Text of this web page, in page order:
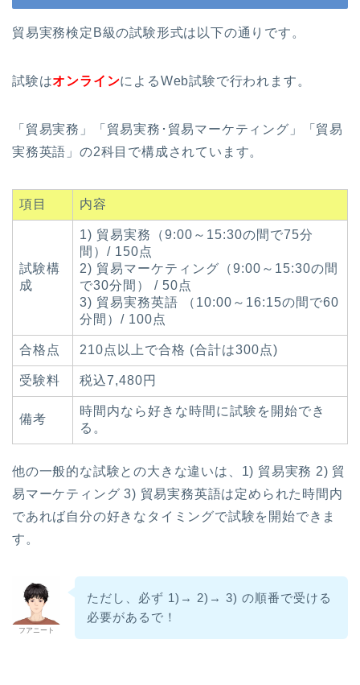
貿易実務検定B級の試験形式は以下の通りです。
試験はオンラインによるWeb試験で行われます。
「貿易実務」「貿易実務･貿易マーケティング」「貿易
実務英語」の2科目で構成されています。
項目 内容
試験構
成
1) 貿易実務（9:00～15:30の間で75分
間）/ 150点
2) 貿易マーケティング（9:00～15:30の間
で30分間） / 50点
3) 貿易実務英語 （10:00～16:15の間で60
分間）/ 100点
合格点 210点以上で合格 (合計は300点)
受験料 税込7,480円
備考
時間内なら好きな時間に試験を開始でき
る。
他の一般的な試験との大きな違いは、1) 貿易実務 2) 貿
易マーケティング 3) 貿易実務英語は定められた時間内
であれば自分の好きなタイミングで試験を開始できま
す。
フアニート
ただし、必ず 1)→ 2)→ 3) の順番で受ける
必要があるで！